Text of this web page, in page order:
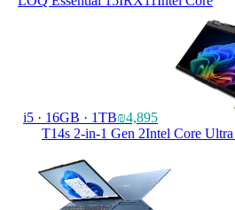
i5 · 16GB · 1TB₪4,895
T14s 2-in-1 Gen 2Intel Core